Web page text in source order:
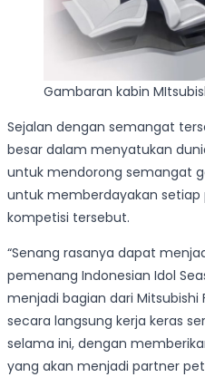
Gambaran kabin
Sejalan dengan semangat
besar dalam menyatukan
untuk mendorong semangat
untuk memberdayakan setiap
kompetisi tersebut.
“Senang rasanya dapat
pemenang Indonesian Idol
menjadi bagian dari Mitsubishi
secara langsung kerja keras
selama ini, dengan
yang akan menjadi partner